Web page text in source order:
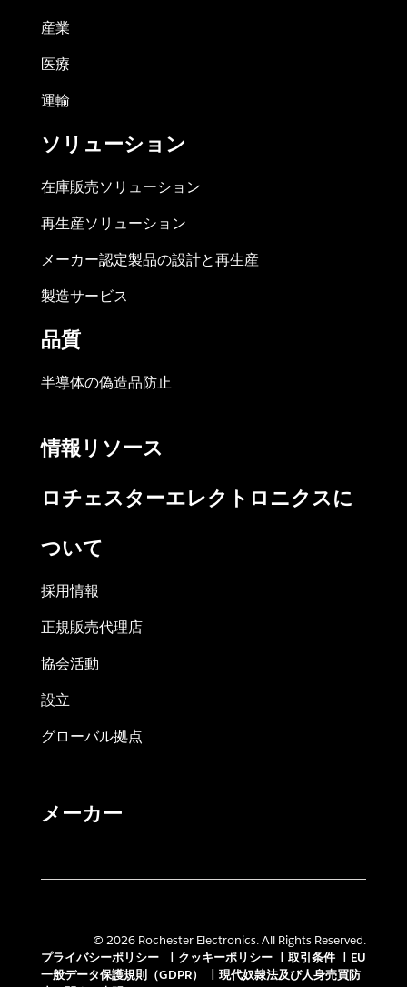
産業
医療
運輸
ソリューション
在庫販売ソリューション
再生産ソリューション
メーカー認定製品の設計と再生産
製造サービス
品質
半導体の偽造品防止
情報リソース
ロチェスターエレクトロニクスに
ついて
採用情報
正規販売代理店
協会活動
設立
グローバル拠点
メーカー
© 2026 Rochester Electronics. All Rights Reserved.
プライバシーポリシー
クッキーポリシー 取引条件
EU
一般データ保護規則（GDPR）
現代奴隷法及び人身売買防